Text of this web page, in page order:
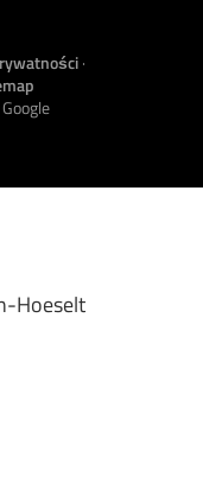
Hoeselt
·